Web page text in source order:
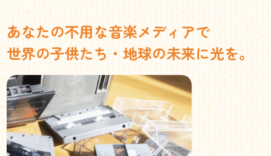
あなたの不用な音楽メディアで
世界の子供たち・地球の未来に光を。